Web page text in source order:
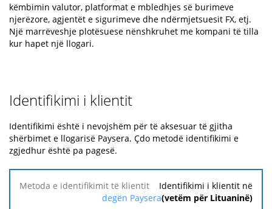
këmbimin valutor, platformat e mbledhjes së burimeve
njerëzore, agjentët e sigurimeve dhe ndërmjetsuesit FX, etj.
Një marrëveshje plotësuese nënshkruhet me kompani të tilla
kur hapet një llogari.
Identifikimi i klientit
Identifikimi është i nevojshëm për të aksesuar të gjitha
shërbimet e llogarisë Paysera. Çdo metodë identifikimi e
zgjedhur është pa pagesë.
Metoda e
Identifikimi i klientit në
degën Paysera(vetëm për Lituaninë)